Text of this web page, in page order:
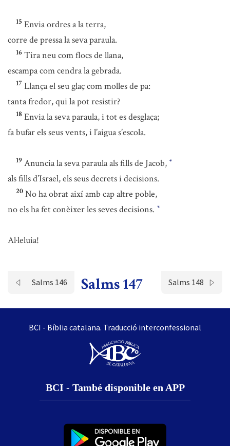
15 Envia ordres a la terra,
corre de pressa la seva paraula.
16 Tira neu com flocs de llana,
escampa com cendra la gebrada.
17 Llança el seu glaç com molles de pa:
tanta fredor, qui la pot resistir?
18 Envia la seva paraula, i tot es desglaça;
fa bufar els seus vents, i l’aigua s’escola.
19 Anuncia la seva paraula als fills de Jacob, *
als fills d’Israel, els seus decrets i decisions.
20 No ha obrat així amb cap altre poble,
no els ha fet conèixer les seves decisions. *
Al·leluia!
Salms 146 Salms 147 Salms 148
BCI - Bíblia catalana. Traducció interconfessional
BCI - També disponible en APP